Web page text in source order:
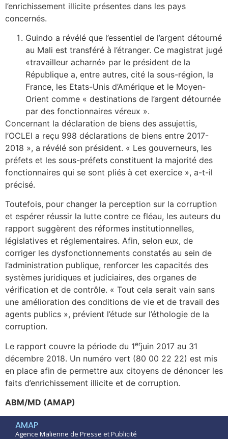
l’enrichissement illicite présentes dans les pays
concernés.
Guindo a révélé que l’essentiel de l’argent détourné
au Mali est transféré à l’étranger. Ce magistrat jugé
«travailleur acharné» par le président de la
République a, entre autres, cité la sous-région, la
France, les Etats-Unis d’Amérique et le Moyen-
Orient comme « destinations de l’argent détournée
par des fonctionnaires véreux ».
Concernant la déclaration de biens des assujettis,
l’OCLEI a reçu 998 déclarations de biens entre 2017-
2018 », a révélé son président. « Les gouverneurs, les
préfets et les sous-préfets constituent la majorité des
fonctionnaires qui se sont pliés à cet exercice », a-t-il
précisé.
Toutefois, pour changer la perception sur la corruption
et espérer réussir la lutte contre ce fléau, les auteurs du
rapport suggèrent des réformes institutionnelles,
législatives et réglementaires. Afin, selon eux, de
corriger les dysfonctionnements constatés au sein de
l’administration publique, renforcer les capacités des
systèmes juridiques et judiciaires, des organes de
vérification et de contrôle. « Tout cela serait vain sans
une amélioration des conditions de vie et de travail des
agents publics », prévient l’étude sur l’éthologie de la
corruption.
Le rapport couvre la période du 1erjuin 2017 au 31
décembre 2018. Un numéro vert (80 00 22 22) est mis
en place afin de permettre aux citoyens de dénoncer les
faits d’enrichissement illicite et de corruption.
ABM/MD (AMAP)
AMAP
Agence Malienne de Presse et Publicité